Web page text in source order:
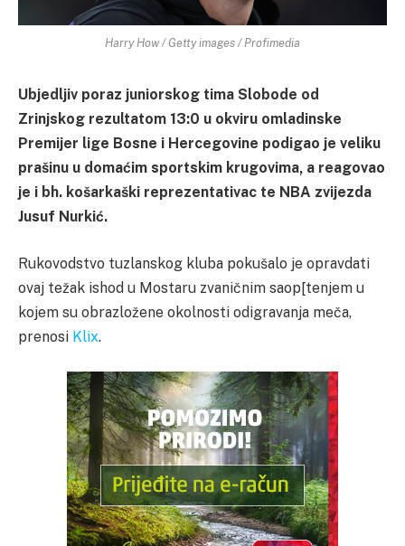
Harry How / Getty images / Profimedia
Ubjedljiv poraz juniorskog tima Slobode od
Zrinjskog rezultatom 13:0 u okviru omladinske
Premijer lige Bosne i Hercegovine podigao je veliku
prašinu u domaćim sportskim krugovima, a reagovao
je i bh. košarkaški reprezentativac te NBA zvijezda
Jusuf Nurkić.
Rukovodstvo tuzlanskog kluba pokušalo je opravdati
ovaj težak ishod u Mostaru zvaničnim saop[tenjem u
kojem su obrazložene okolnosti odigravanja meča,
prenosi Klix.